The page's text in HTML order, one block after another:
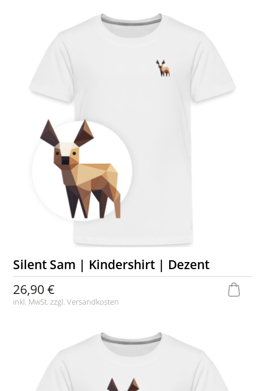
Silent Sam | Kindershirt | Dezent
26,90 €
inkl. MwSt. zzgl.Versandkosten